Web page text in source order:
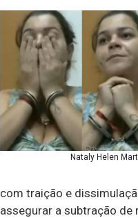
Nataly Helen
com traição e
assegurar a subtração de